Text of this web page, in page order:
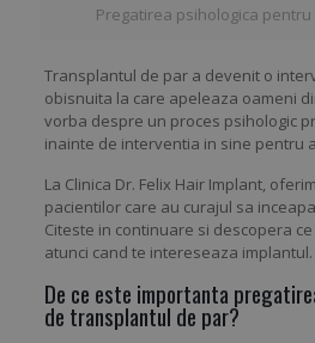
Pregatirea psihologica
Transplantul de par a devenit o
obisnuita la care apeleaza oameni
vorba despre un proces psihologic
inainte de interventia in sine pentru
La Clinica Dr. Felix Hair Implant,
pacientilor care au curajul sa
Citeste in continuare si descopera
atunci cand te intereseaza implantul.
De ce este importanta
de transplantul de par?